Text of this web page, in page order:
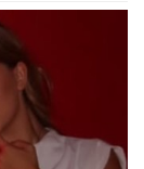
LIGI":